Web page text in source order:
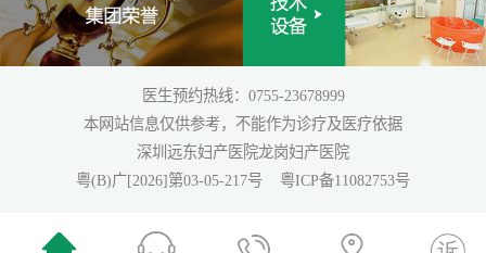
医生预约热线：0755-23678999
本网站信息仅供参考，不能作为诊疗及医疗依据
深圳远东妇产医院龙岗妇产医院
粤(B)广[2026]第03-05-217号
粤ICP备11082753号